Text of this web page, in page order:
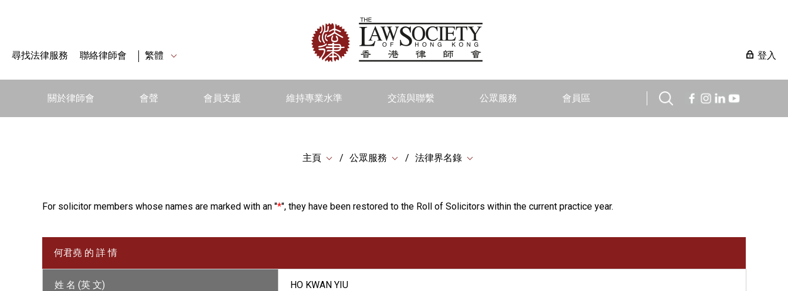
尋找法律服務 聯絡律師會 繁體 登入
關於律師會 會聲 會員支援 維持專業水準 交流與聯繫 公眾服務 會員區
主頁 公眾服務 法律界名錄
For solicitor members whose names are marked with an "*", they have been restored to the Roll of Solicitors within the current practice year.
何君堯 的 詳 情
姓 名 (英 文) HO KWAN YIU